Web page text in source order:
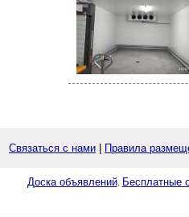
Связаться с нами Правила
Доска объявлений. Бесплатные